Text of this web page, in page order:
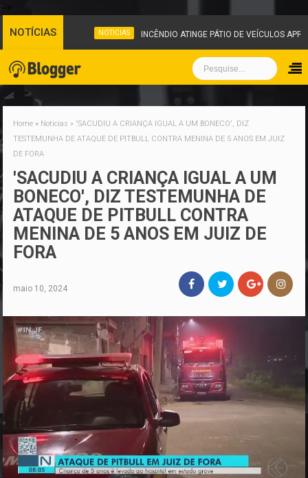
-->
NOTÍCIAS NOTICIAS INCÊNDIO ATINGE PÁTIO DE VEÍCULOS
Home » Noticias » 'SACUDIU A CRIANÇA IGUAL A UM BONECO', DIZ
TESTEMUNHA DE ATAQUE DE PITBULL CONTRA MENINA DE 5 ANOS EM JUIZ
DE FORA
'SACUDIU A CRIANÇA IGUAL A UM
BONECO', DIZ TESTEMUNHA DE
ATAQUE DE PITBULL CONTRA
MENINA DE 5 ANOS EM JUIZ DE
FORA
maio 10, 2024